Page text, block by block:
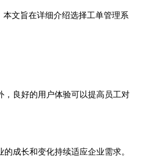
文旨在详细介绍选择工单管理系
良好的用户体验可以提高员工对
成长和变化持续适应企业需求。